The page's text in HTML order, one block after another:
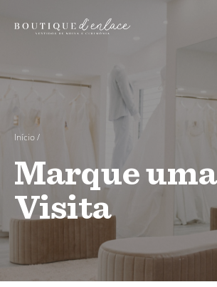
Início/
Marque uma
Visita